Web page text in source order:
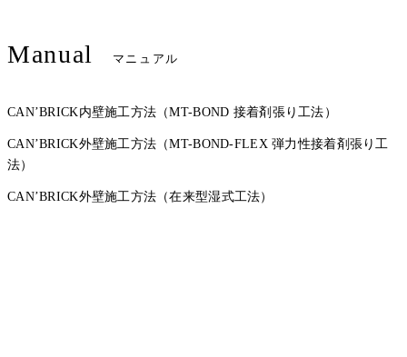
Manual マニュアル
CAN’BRICK内壁施工方法（MT-BOND 接着剤張り工法）
CAN’BRICK外壁施工方法（MT-BOND-FLEX 弾力性接着剤張り工
法）
CAN’BRICK外壁施工方法（在来型湿式工法）